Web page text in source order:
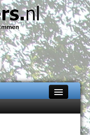
Emmen